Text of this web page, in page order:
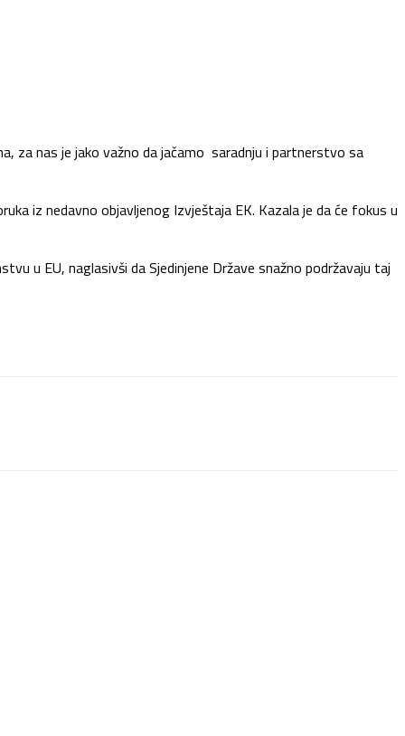
za nas je jako važno da jačamo saradnju i partnerstvo sa
iz nedavno objavljenog Izvještaja EK. Kazala je da će fokus u
u EU, naglasivši da Sjedinjene Države snažno podržavaju taj